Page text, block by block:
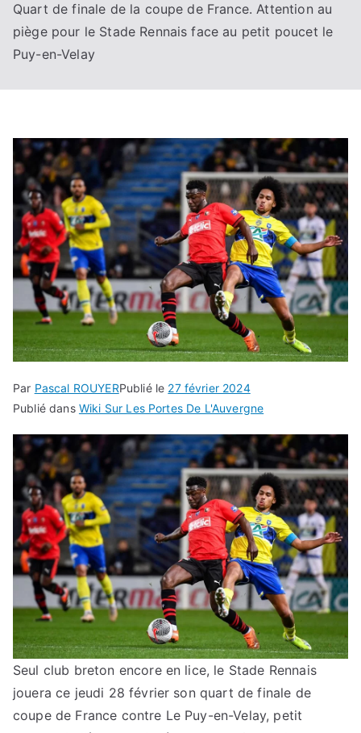
Quart de finale de la coupe de France. Attention au
piège pour le Stade Rennais face au petit poucet le
Puy-en-Velay
Par Pascal ROUYERPublié le 27 février 2024
Publié dans Wiki Sur Les Portes De L'Auvergne
Seul club breton encore en lice, le Stade Rennais
jouera ce jeudi 28 février son quart de finale de
coupe de France contre Le Puy-en-Velay, petit